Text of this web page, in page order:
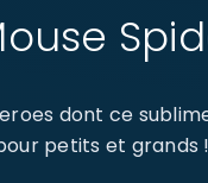
dont ce
petits et grands !